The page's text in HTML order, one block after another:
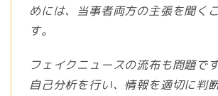
めには、当事者両方の主張を聞く
す。
フェイクニュースの流布も問題で
自己分析を行い、情報を適切に判